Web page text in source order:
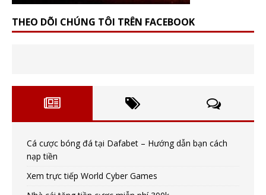
THEO DÕI CHÚNG TÔI TRÊN FACEBOOK
Cá cược bóng đá tại Dafabet – Hướng dẫn bạn cách
nạp tiền
Xem trực tiếp World Cyber Games